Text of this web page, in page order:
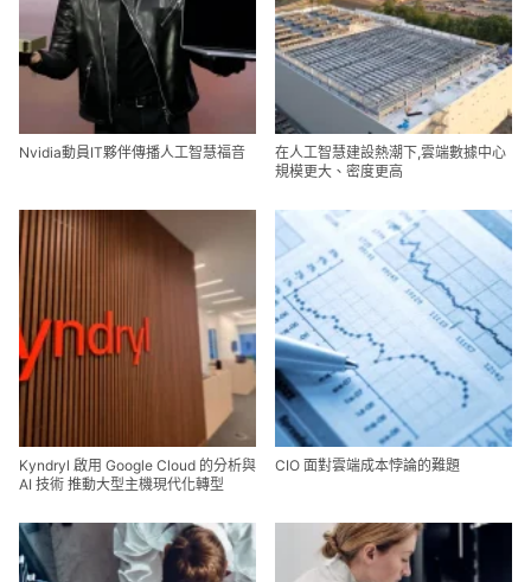
Nvidia動員IT夥伴傳播人工智慧福音
在人工智慧建設熱潮下,雲端數據中心
規模更大、密度更高
Kyndryl 啟用 Google Cloud 的分析與
AI 技術 推動大型主機現代化轉型
CIO 面對雲端成本悖論的難題